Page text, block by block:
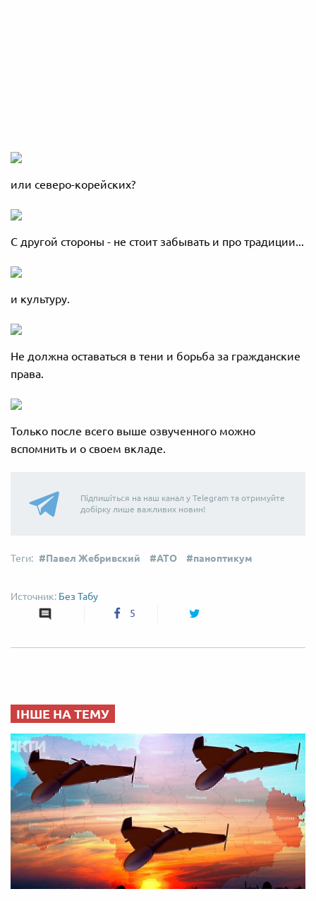
или северо-корейских?
С другой стороны - не стоит забывать и про традиции...
и культуру.
Не должна оставаться в тени и борьба за гражданские
права.
Только после всего выше озвученного можно
вспомнить и о своем вкладе.
Підпишіться на наш канал у Telegram та отримуйте
добірку лише важливих новин!
Павел Жебривский АТО паноптикум
Без Табу
5
ІНШЕ НА ТЕМУ